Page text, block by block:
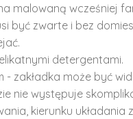
malowaną wcześniej
być zwarte i bez
detergentami.
- zakładka może być
nie występuje
kierunku układania